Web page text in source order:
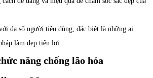
đa số người tiêu dùng, đặc biệt là những ai
làm đẹp tiện lợi.
năng chống lão hóa